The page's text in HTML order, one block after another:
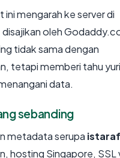
ini mengarah ke server di
disajikan oleh
tidak sama dengan
tetapi memberi tahu
data.
sebanding
metadata serupa
hosting Singapore, SSL